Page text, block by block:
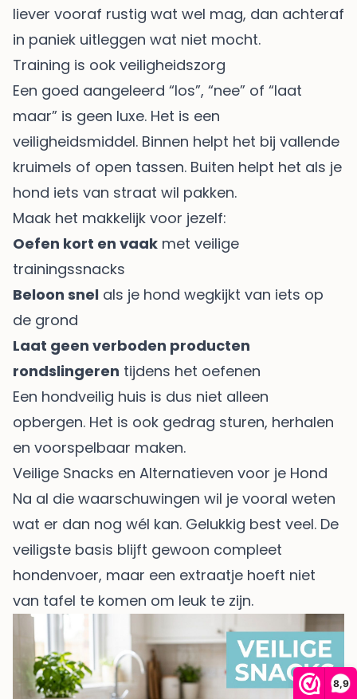
8,9
liever vooraf rustig wat wel mag, dan achteraf
in paniek uitleggen wat niet mocht.
Training is ook veiligheidszorg
Een goed aangeleerd “los”, “nee” of “laat
maar” is geen luxe. Het is een
veiligheidsmiddel. Binnen helpt het bij vallende
kruimels of open tassen. Buiten helpt het als je
hond iets van straat wil pakken.
Maak het makkelijk voor jezelf:
Oefen kort en vaak met veilige
trainingssnacks
Beloon snel als je hond wegkijkt van iets op
de grond
Laat geen verboden producten
rondslingeren tijdens het oefenen
Een hondveilig huis is dus niet alleen
opbergen. Het is ook gedrag sturen, herhalen
en voorspelbaar maken.
Veilige Snacks en Alternatieven voor je Hond
Na al die waarschuwingen wil je vooral weten
wat er dan nog wél kan. Gelukkig best veel. De
veiligste basis blijft gewoon compleet
hondenvoer, maar een extraatje hoeft niet
van tafel te komen om leuk te zijn.